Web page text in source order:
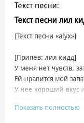
Текст песни:
Текст песни лил
[Текст песни «alyx»]
[Припев: лил кидд]
У меня нет чувств,
Ей нравится мой
У нее хороший вкус
Показать полностью